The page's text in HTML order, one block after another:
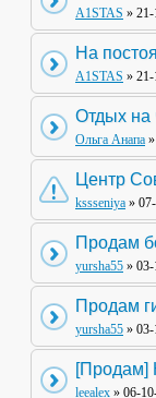
A1STAS »
На
A1STAS »
Отдых на
Ольга Анапа
Центр
kssseniya »
Продам
yursha55 »
Продам
yursha55 »
[Продам]
leealex » 06-